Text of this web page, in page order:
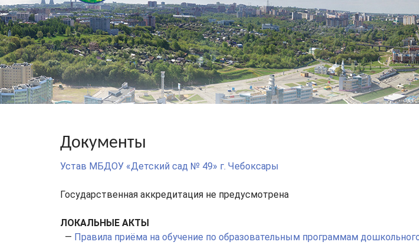
Документы
Устав МБДОУ «Детский сад № 49» г. Чебоксары
Государственная аккредитация не предусмотрена
ЛОКАЛЬНЫЕ АКТЫ
— Правила приёма на обучение по образовательным программам